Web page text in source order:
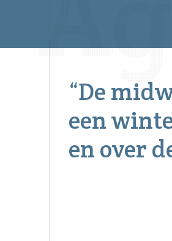
“De
een
en over